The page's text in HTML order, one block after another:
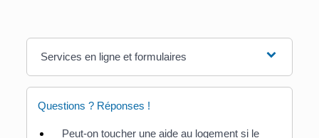
Services en ligne et formulaires
Questions ? Réponses !
Peut-on toucher une aide au logement si le